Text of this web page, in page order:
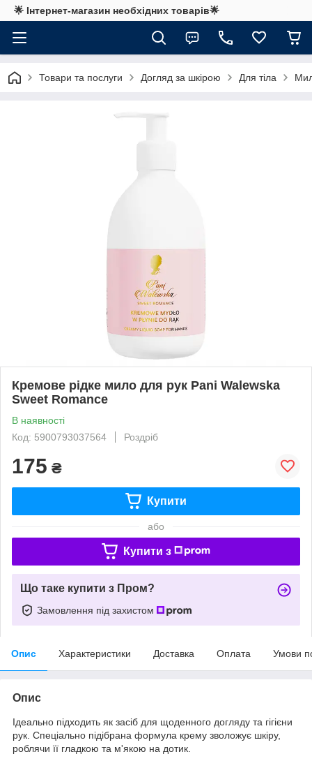
🌟 Інтернет-магазин необхідних товарів🌟
Товари та послуги Догляд за шкірою Для тіла
Кремове рідке мило для рук Pani Walewska
Sweet Romance
В наявності
Код: 5900793037564
Роздріб
175 ₴
Купити
або
Купити з
Що таке купити з Пром?
Замовлення під захистом
Опис Характеристики Доставка Оплата Умови
Опис
Ідеально підходить як засіб для щоденного догляду та гігієни
рук. Спеціально підібрана формула крему зволожує шкіру,
роблячи її гладкою та м'якою на дотик.